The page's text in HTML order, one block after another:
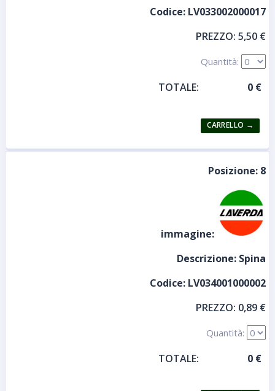
Codice: LV033002000017
PREZZO: 5,50 €
Quantità:
TOTALE:
Posizione: 8
immagine:
Descrizione: Spina
Codice: LV034001000002
PREZZO: 0,89 €
Quantità:
TOTALE: